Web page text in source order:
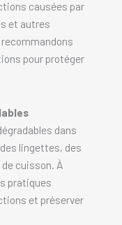
causées par
et autres
pour protéger
dans
lingettes, des
cuisson. À
pratiques
et préserver